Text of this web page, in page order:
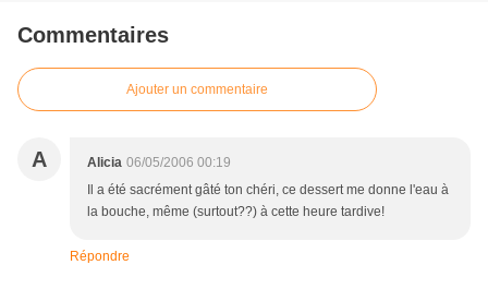
Commentaires
Ajouter un commentaire
A Alicia 06/05/2006 00:19
Il a été sacrément gâté ton chéri, ce dessert me donne l'eau à
la bouche, même (surtout??) à cette heure tardive!
Répondre